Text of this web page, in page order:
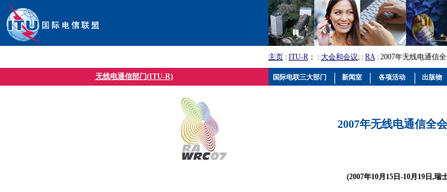
主页 : ITU-R ； : 大会和会议; : RA: 2007年无线电通信
无线电通信部门(ITU-R)
2007年无线电通信全
(2007年10月15日-10月19日,瑞
国际电联三大部门 新闻室 各项活动 出版物